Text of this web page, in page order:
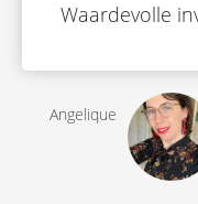
Waardevolle
Angelique